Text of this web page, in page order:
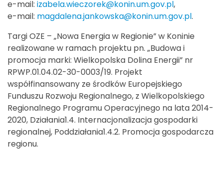
e-mail: izabela.wieczorek@konin.um.gov.pl,
e-mail: magdalena.jankowska@konin.um.gov.pl.
Targi OZE – „Nowa Energia w Regionie” w Koninie
realizowane w ramach projektu pn. „Budowa i
promocja marki: Wielkopolska Dolina Energii” nr
RPWP.01.04.02-30-0003/19. Projekt
współfinansowany ze środków Europejskiego
Funduszu Rozwoju Regionalnego, z Wielkopolskiego
Regionalnego Programu Operacyjnego na lata 2014-
2020, Działania1.4. Internacjonalizacja gospodarki
regionalnej, Poddziałania1.4.2. Promocja gospodarcza
regionu.